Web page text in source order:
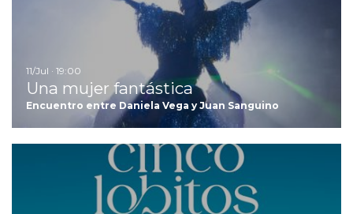
11/Jul · 19:00
Una mujer fantástica
Encuentro entre Daniela Vega y Juan Sanguino